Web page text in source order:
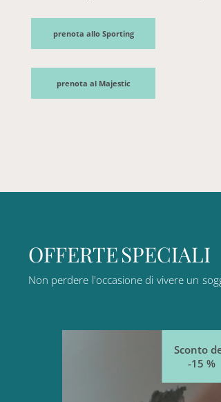
prenota allo Sporting
prenota al Majestic
OFFERTESPECIALI
Non perdere l'occasione di vivere un
Sconto
15%